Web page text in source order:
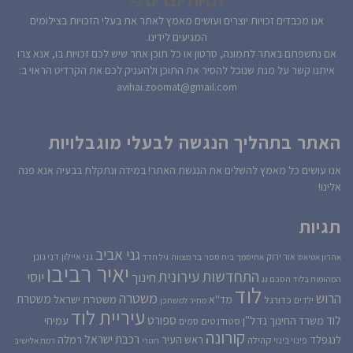
אנו מכבדים זכויות יוצרים ועושים מאמץ לאתר את בעלי הזכויות בצילומים
המגיעים לידינו.
אם נחשפתם באתר לתמונה, סרטון או כל תוכן אחר שיש לכם זכויות בו, אנא צרו
איתנו קשר על מנת שנוכל להסיר את התוכן ולהעניק לכם את הקרדיט הראוי ב:
avihai.zoomat@gmail.com
האתר בתהליך הנגשה לבעלי מוגבלויות
אנו עושים כל מאמץ להשלים את הנגשת האתר! במידה ונתקלת בבעיה אנא פנה
אלינו!
תגיות
אהרון אטיאס אור ירוק אחיסמך בית ספר בר מצווה גיל חדד גני אביב גני איילון דני גונן
המהומות בלוד הסכם גג התחדשות עירוניתחינוך יאיר רביבו יוסי
הרוש ילדים כדורגל לוד מד''א מחיר למשתכן משטרה משטרת ישראל משטרת
לוד משרד החינוך נדל''ן סטודנטים סמים ספורט עיריית לוד עמיחי
לנגפלד פינוי בינוי קהילה קורונה ראש העיר רוטרי רכבת ישראל רמלה רמת אלישיב